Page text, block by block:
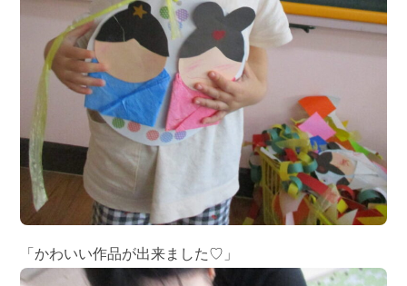
「かわいい作品が出来ました♡」